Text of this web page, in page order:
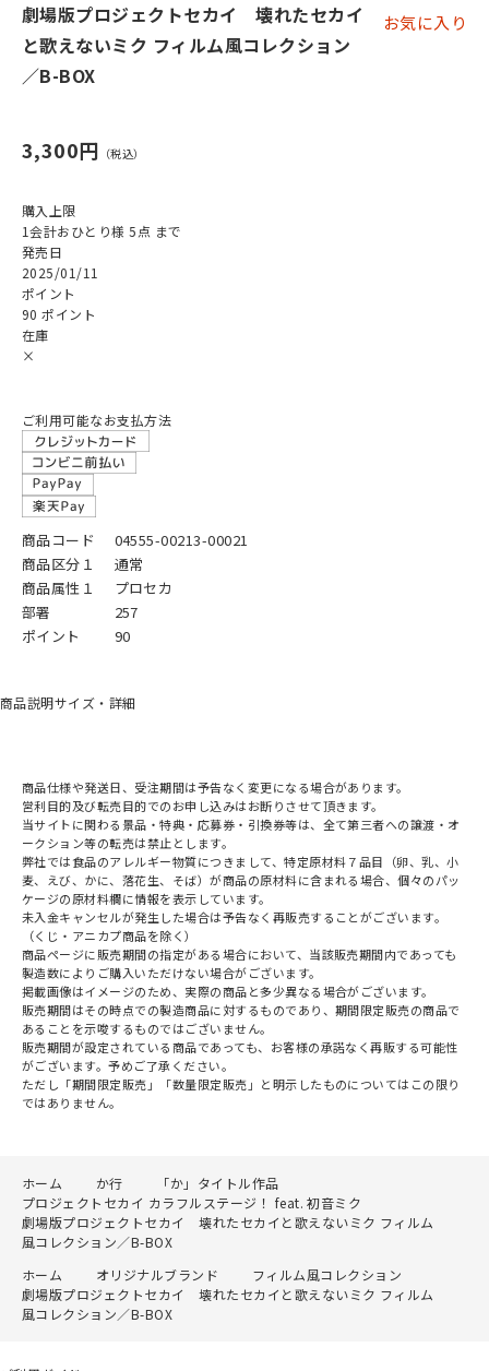
劇場版プロジェクトセカイ 壊れたセカイ
と歌えないミク フィルム風コレクション
／B-BOX
お気に入り
3,300円
購入上限
1会計おひとり様 5点 まで
発売日
2025/01/11
ポイント
90 ポイント
在庫
×
ご利用可能なお支払方法
商品コード
04555-00213-00021
商品区分１
通常
商品属性１
プロセカ
部署
257
ポイント
90
商品説明サイズ・詳細
商品仕様や発送日、受注期間は予告なく変更になる場合があります。
営利目的及び転売目的でのお申し込みはお断りさせて頂きます。
当サイトに関わる景品・特典・応募券・引換券等は、全て第三者への譲渡・オ
ークション等の転売は禁止とします。
弊社では食品のアレルギー物質につきまして、特定原材料７品目（卵、乳、小
麦、えび、かに、落花生、そば）が商品の原材料に含まれる場合、個々のパッ
ケージの原材料欄に情報を表示しています。
未入金キャンセルが発生した場合は予告なく再販売することがございます。
（くじ・アニカプ商品を除く）
商品ページに販売期間の指定がある場合において、当該販売期間内であっても
製造数によりご購入いただけない場合がございます。
掲載画像はイメージのため、実際の商品と多少異なる場合がございます。
販売期間はその時点での製造商品に対するものであり、期間限定販売の商品で
あることを示唆するものではございません。
販売期間が設定されている商品であっても、お客様の承諾なく再販する可能性
がございます。予めご了承ください。
ただし「期間限定販売」「数量限定販売」と明示したものについてはこの限り
ではありません。
ホーム か行
「か」タイトル作品
プロジェクトセカイ カラフルステージ！ feat. 初音ミク
劇場版プロジェクトセカイ 壊れたセカイと歌えないミク フィルム
風コレクション／B-BOX
ホーム
オリジナルブランド
フィルム風コレクション
劇場版プロジェクトセカイ 壊れたセカイと歌えないミク フィルム
風コレクション／B-BOX